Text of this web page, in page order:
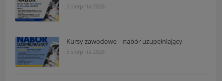
5 sierpnia 2026
Kursy zawodowe – nabór uzupełniający
5 sierpnia 2026